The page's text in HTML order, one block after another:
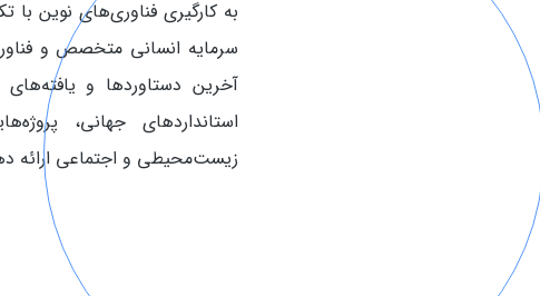
به‌ کارگیری فناوری‌های نوین
سرمایه انسانی متخصص و
آخرین دستاوردها و
استانداردهای جهانی،
زیست‌محیطی و اجتماعی ارائه